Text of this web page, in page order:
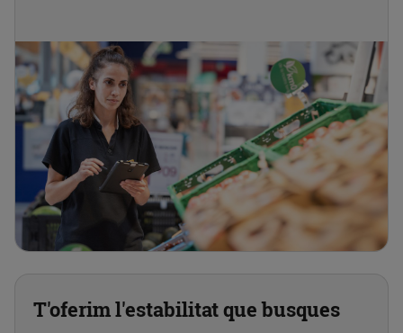
T'oferim l'estabilitat que busques